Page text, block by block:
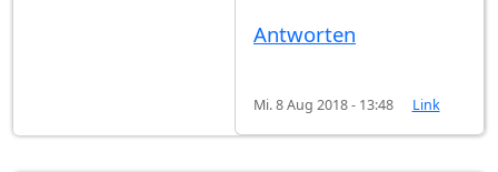
Antworten
Mi. 8 Aug 2018 - 13:48 Link